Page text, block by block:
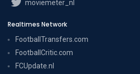
moviemeter_nl
Realtimes Network
FootballTransfers.com
FootballCritic.com
FCUpdate.nl